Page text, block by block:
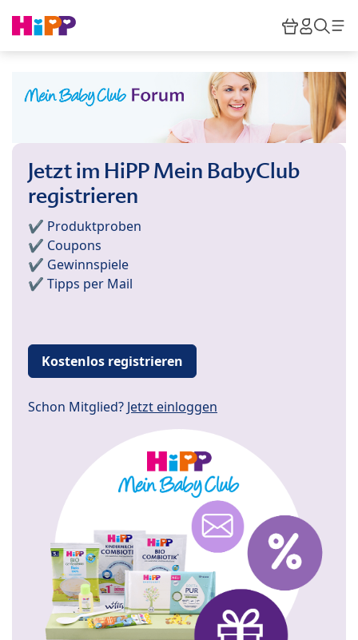
HiPP
Jetzt im HiPP Mein BabyClub
registrieren
✔️ Produktproben
✔️ Coupons
✔️ Gewinnspiele
✔️ Tipps per Mail
Kostenlos registrieren
Schon Mitglied? Jetzt einloggen